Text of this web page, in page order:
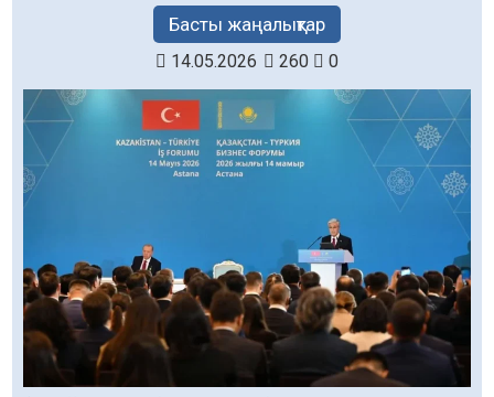
Басты жаңалықтар
14.05.2026 260 0